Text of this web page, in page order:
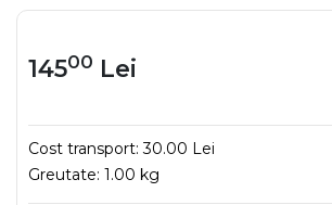
14500 Lei
Cost transport:30.00 Lei
Greutate: 1.00 kg